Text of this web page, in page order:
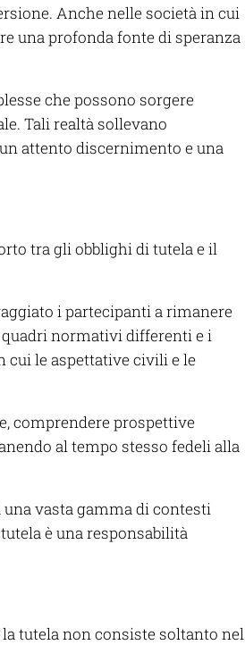
Anche nelle società in cui
una profonda fonte di speranza
che possono sorgere
Tali realtà sollevano
attento discernimento e una
tra gli obblighi di tutela e il
i partecipanti a rimanere
normativi differenti e i
cui le aspettative civili e le
comprendere prospettive
al tempo stesso fedeli alla
vasta gamma di contesti
è una responsabilità
tutela non consiste soltanto nel